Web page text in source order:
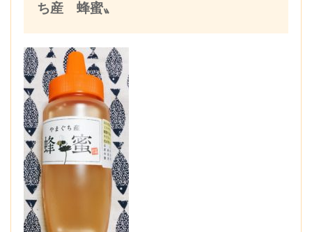
ち産 蜂蜜〟